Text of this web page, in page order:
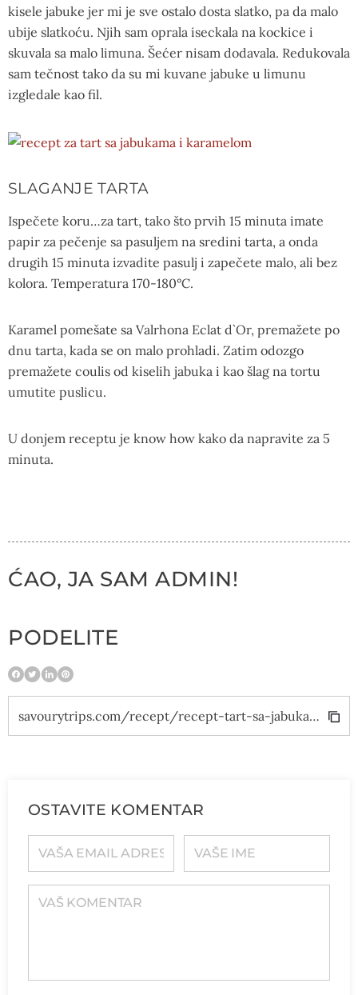
kisele jabuke jer mi je sve ostalo dosta slatko, pa da malo
ubije slatkoću. Njih sam oprala iseckala na kockice i
skuvala sa malo limuna. Šećer nisam dodavala. Redukovala
sam tečnost tako da su mi kuvane jabuke u limunu
izgledale kao fil.
SLAGANJE TARTA
Ispečete koru…za tart, tako što prvih 15 minuta imate
papir za pečenje sa pasuljem na sredini tarta, a onda
drugih 15 minuta izvadite pasulj i zapečete malo, ali bez
kolora. Temperatura 170-180°C.
Karamel pomešate sa Valrhona Eclat d`Or, premažete po
dnu tarta, kada se on malo prohladi. Zatim odozgo
premažete coulis od kiselih jabuka i kao šlag na tortu
umutite puslicu.
U donjem receptu je know how kako da napravite za 5
minuta.
ĆAO, JA SAM ADMIN!
PODELITE
savourytrips.com/recept/recept-tart-sa-jabukama-i-karamelom/
OSTAVITE KOMENTAR
VAŠA EMAIL ADRESA VAŠE IME
VAŠ KOMENTAR